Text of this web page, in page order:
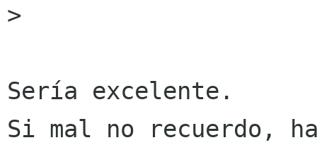
>
Sería excelente.
Si mal no recuerdo,